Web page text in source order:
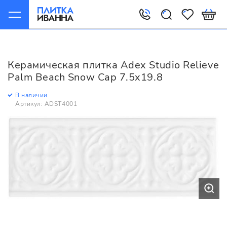
Керамическая плитка Adex Studio Relieve
Palm Beach Snow Cap 7.5x19.8
В наличии
Артикул: ADST4001